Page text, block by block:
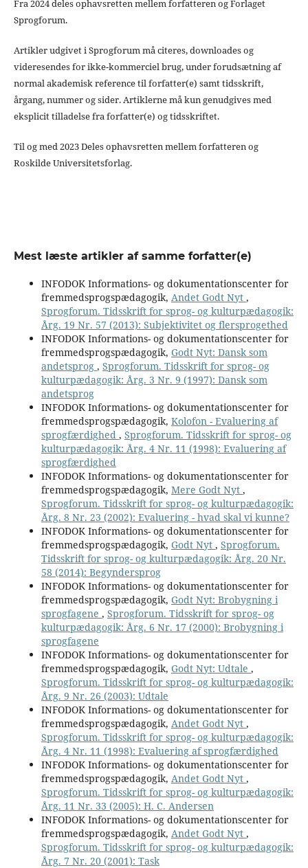
Fra 2024 deles ophavsretten mellem forfatteren og Forlaget
Sprogforum.
Artikler udgivet i Sprogforum må citeres, downloades og
videresendes for ikke-kommerciel brug, under forudsætning af
normal akademisk reference til forfatter(e) samt tidsskrift,
årgang, nummer og sider. Artiklerne må kun genudgives med
eksplicit tilladelse fra forfatter(e) og tidsskriftet.
Til og med 2023 Deles ophavsretten mellem forfatteren og
Roskilde Universitetsforlag.
Mest læste artikler af samme forfatter(e)
INFODOK Informations- og dokumentationscenter for
fremmedsprogspædagogik, Andet Godt Nyt ,
Sprogforum. Tidsskrift for sprog- og kulturpædagogik:
Årg. 19 Nr. 57 (2013): Subjektivitet og flersprogethed
INFODOK Informations- og dokumentationscenter for
fremmedsprogspædagogik, Godt Nyt: Dansk som
andetsprog , Sprogforum. Tidsskrift for sprog- og
kulturpædagogik: Årg. 3 Nr. 9 (1997): Dansk som
andetsprog
INFODOK Informations- og dokumentationscenter for
fremmedsprogspædagogik, Kolofon - Evaluering af
sprogfærdighed , Sprogforum. Tidsskrift for sprog- og
kulturpædagogik: Årg. 4 Nr. 11 (1998): Evaluering af
sprogfærdighed
INFODOK Informations- og dokumentationscenter for
fremmedsprogspædagogik, Mere Godt Nyt ,
Sprogforum. Tidsskrift for sprog- og kulturpædagogik:
Årg. 8 Nr. 23 (2002): Evaluering - hvad skal vi kunne?
INFODOK Informations- og dokumentationscenter for
fremmedsprogspædagogik, Godt Nyt , Sprogforum.
Tidsskrift for sprog- og kulturpædagogik: Årg. 20 Nr.
58 (2014): Begyndersprog
INFODOK Informations- og dokumentationscenter for
fremmedsprogspædagogik, Godt Nyt: Brobygning i
sprogfagene , Sprogforum. Tidsskrift for sprog- og
kulturpædagogik: Årg. 6 Nr. 17 (2000): Brobygning i
sprogfagene
INFODOK Informations- og dokumentationscenter for
fremmedsprogspædagogik, Godt Nyt: Udtale ,
Sprogforum. Tidsskrift for sprog- og kulturpædagogik:
Årg. 9 Nr. 26 (2003): Udtale
INFODOK Informations- og dokumentationscenter for
fremmedsprogspædagogik, Andet Godt Nyt ,
Sprogforum. Tidsskrift for sprog- og kulturpædagogik:
Årg. 4 Nr. 11 (1998): Evaluering af sprogfærdighed
INFODOK Informations- og dokumentationscenter for
fremmedsprogspædagogik, Andet Godt Nyt ,
Sprogforum. Tidsskrift for sprog- og kulturpædagogik:
Årg. 11 Nr. 33 (2005): H. C. Andersen
INFODOK Informations- og dokumentationscenter for
fremmedsprogspædagogik, Andet Godt Nyt ,
Sprogforum. Tidsskrift for sprog- og kulturpædagogik:
Årg. 7 Nr. 20 (2001): Task